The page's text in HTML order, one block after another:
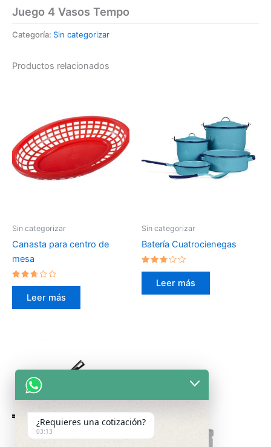
Juego 4 Vasos Tempo
Categoría: Sin categorizar
Productos relacionados
Sin categorizar
Canasta para centro de
mesa
Valorado
2.50Leer más
Sin categorizar
Batería Cuatrocienegas
Valorado
2.59Leer más
¿Requieres una cotización?
03:13